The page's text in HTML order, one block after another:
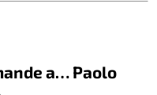
a… Paolo